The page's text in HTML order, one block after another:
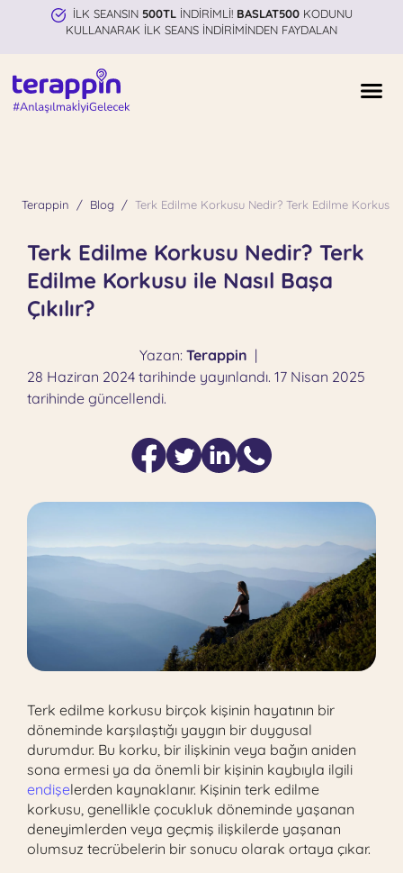
İLK SEANSIN 500TLİNDİRİMLİ! BASLAT500KODUNU
KULLANARAK İLK SEANS İNDİRİMİNDEN FAYDALAN
Terappin Blog Terk Edilme Korkusu Nedir? Terk Edilme Korkusu
Terk Edilme Korkusu Nedir? Terk
Edilme Korkusu ile Nasıl Başa
Çıkılır?
Yazan: Terappin |
28 Haziran 2024 tarihinde yayınlandı. 17 Nisan 2025
tarihinde güncellendi.
Terk edilme korkusu birçok kişinin hayatının bir
döneminde karşılaştığı yaygın bir duygusal
durumdur. Bu korku, bir ilişkinin veya bağın aniden
sona ermesi ya da önemli bir kişinin kaybıyla ilgili
endişelerden kaynaklanır. Kişinin terk edilme
korkusu, genellikle çocukluk döneminde yaşanan
deneyimlerden veya geçmiş ilişkilerde yaşanan
olumsuz tecrübelerin bir sonucu olarak ortaya çıkar.